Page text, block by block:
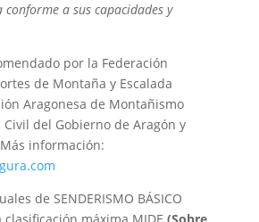
a sus capacidades y
por la Federación
de Montaña y Escalada
Aragonesa de Montañismo
Civil del Gobierno de Aragón y
información:
de SENDERISMO BÁSICO